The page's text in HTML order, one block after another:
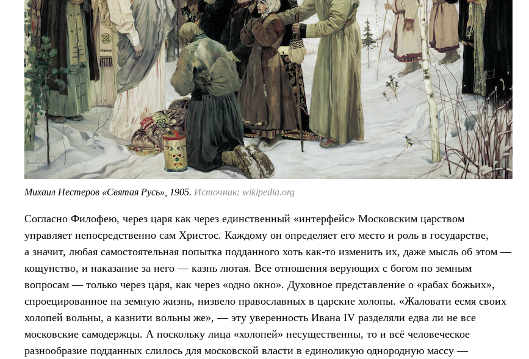
Михаил Нестеров «Святая Русь», 1905. Источник: wikipedia.org
Согласно Филофею, через царя как через единственный «интерфейс» Московским царством
управляет непосредственно сам Христос. Каждому он определяет его место и роль в государстве,
а значит, любая самостоятельная попытка подданного хоть как-то изменить их, даже мысль об этом —
кощунство, и наказание за него — казнь лютая. Все отношения верующих с богом по земным
вопросам — только через царя, как через «одно окно». Духовное представление о «рабах божьих»,
спроецированное на земную жизнь, низвело православных в царские холопы. «Жаловати есмя своих
холопей вольны, а казнити вольны же», — эту уверенность Ивана IV разделяли едва ли не все
московские самодержцы. А поскольку лица «холопей» несущественны, то и всё человеческое
разнообразие подданных слилось для московской власти в единоликую однородную массу —